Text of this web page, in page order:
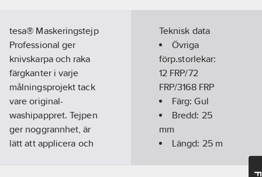
tesa® Maskeringstejp
Professional ger
knivskarpa och raka
färgkanter i varje
målningsprojekt tack
vare original-
washipappret. Tejpen
ger noggrannhet, är
lätt att applicera och
Teknisk data
Övriga
förp.storlekar:
12 FRP/72
FRP/3168 FRP
Färg:Gul
Bredd: 25
mm
Längd: 25m